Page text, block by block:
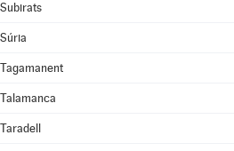
Subirats
Súria
Tagamanent
Talamanca
Taradell